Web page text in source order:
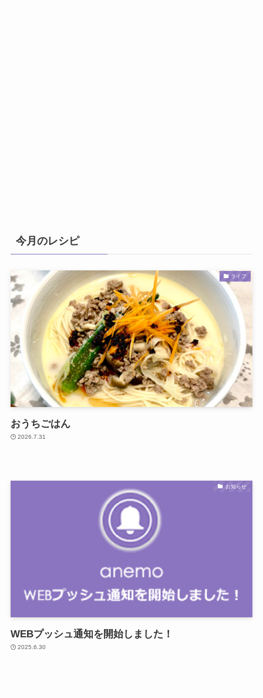
今月のレシピ
ライフ
おうちごはん
2026.7.31
お知らせ
WEBプッシュ通知を開始しました！
2025.6.30